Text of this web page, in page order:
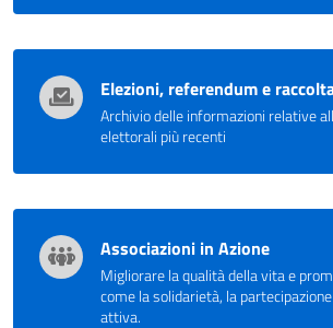
Elezioni, referendum e
Archivio delle informazioni relative
elettorali più recenti
Associazioni in Azione
Migliorare la qualità della vita e
come la solidarietà, la
attiva.